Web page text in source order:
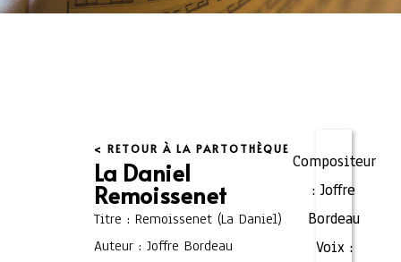
< RETOUR À LA PARTOTHÈQUE
La Daniel
Remoissenet
Titre : Remoissenet (La Daniel)
Auteur : Joffre Bordeau
Compositeur
: Joffre
Bordeau
Voix :